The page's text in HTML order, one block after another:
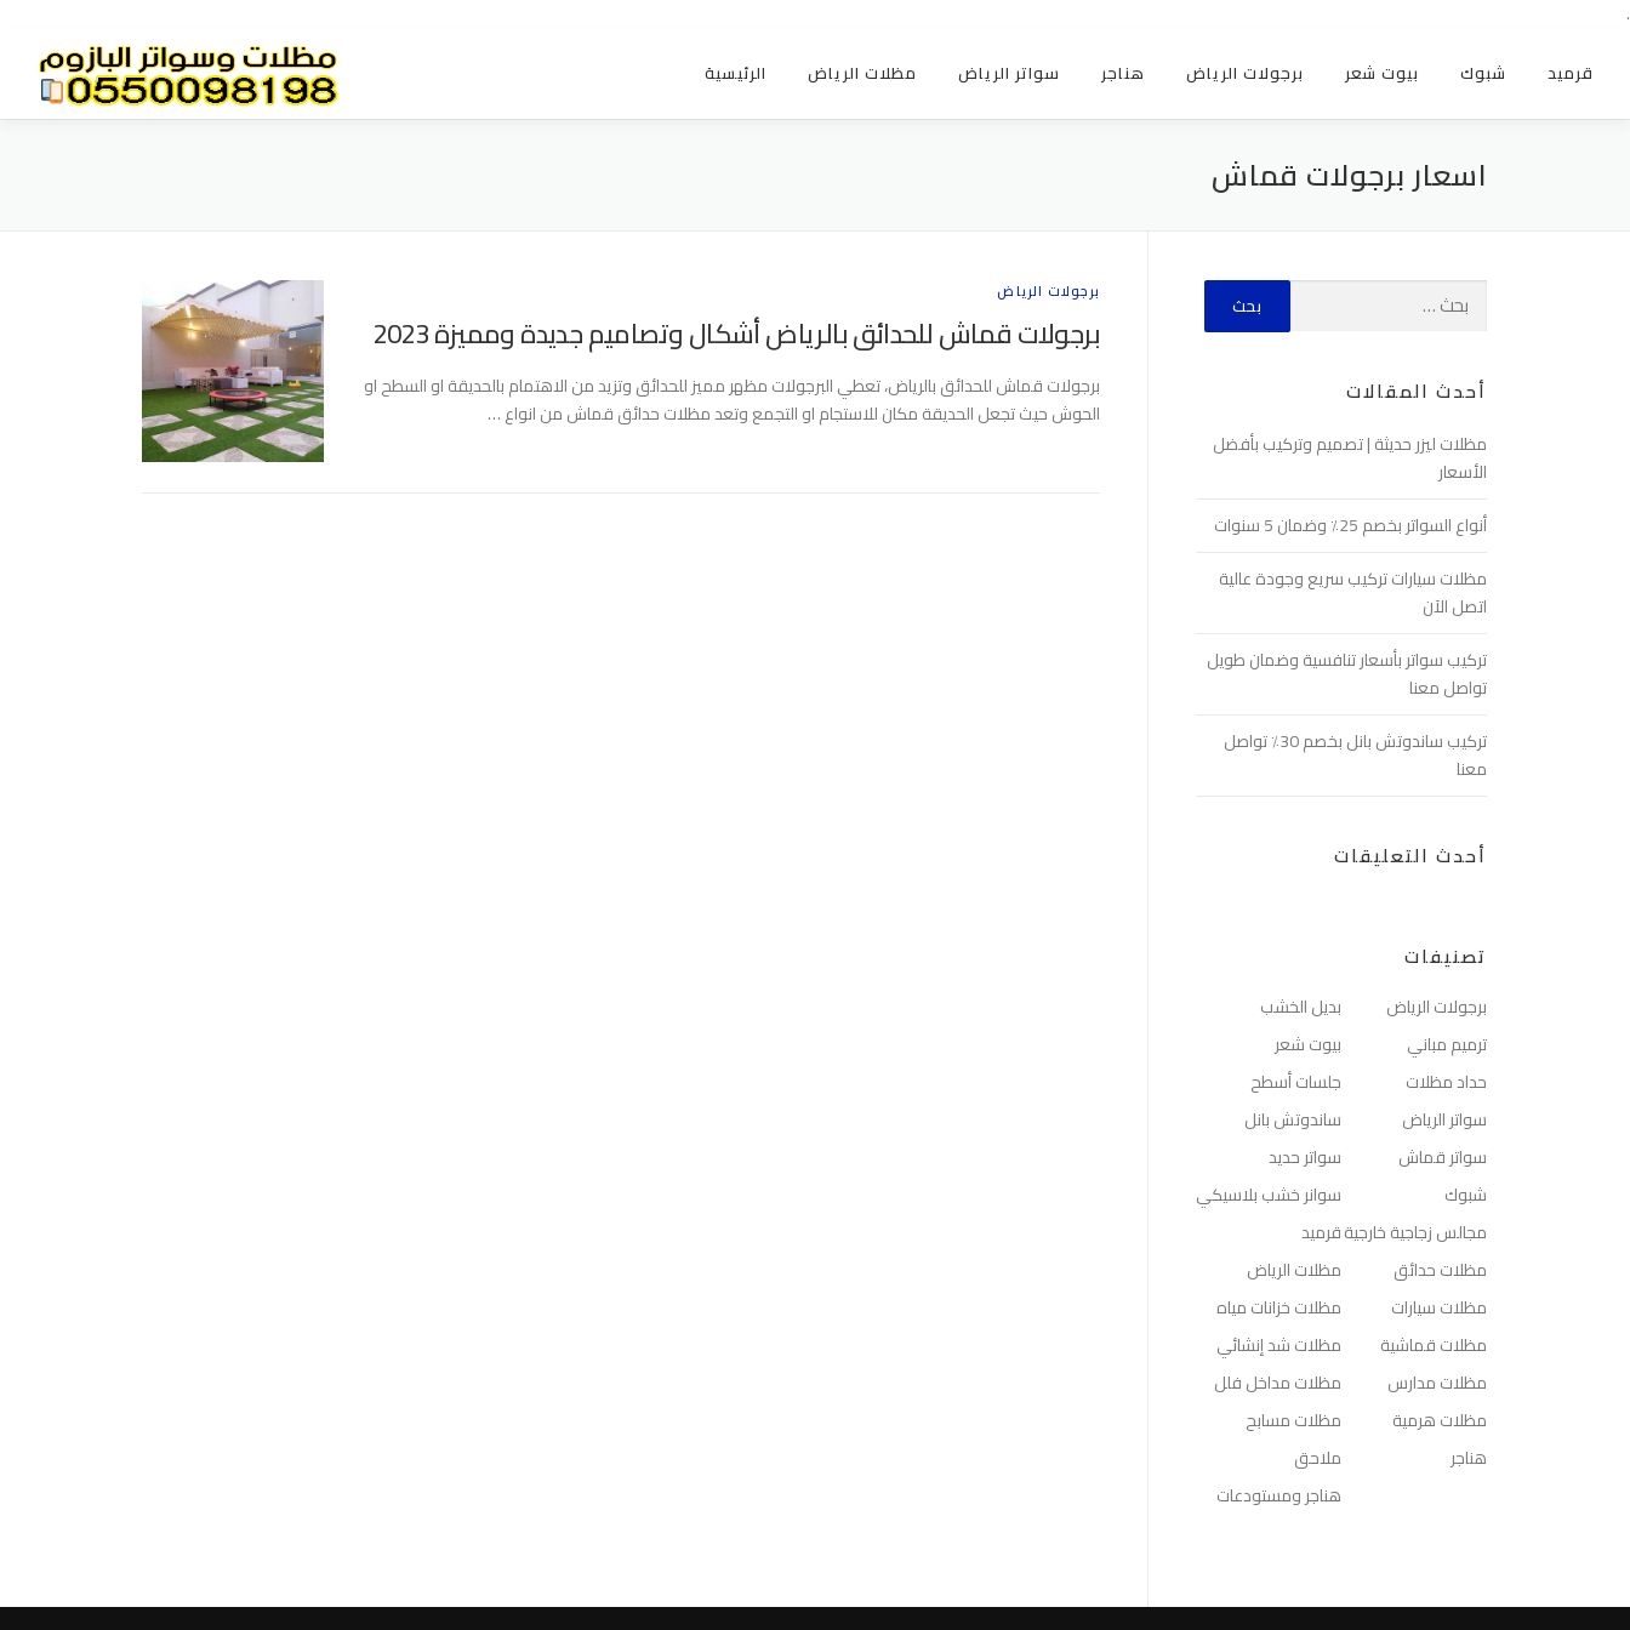
.
الرئيسية مظلات الرياض سواتر الرياض هناجر برجولات الرياض بيوت شعر شبوك قرميد
اسعار برجولات قماش
برجولات الرياض
برجولات قماش للحدائق بالرياض أشكال وتصاميم جديدة ومميزة 2023
برجولات قماش للحدائق بالرياض، تعطي البرجولات مظهر مميز للحدائق وتزيد من الاهتمام بالحديقة او السطح او
الحوش حيث تجعل الحديقة مكان للاستجام او التجمع وتعد مظلات حدائق قماش من انواع …
أحدث المقالات
مظلات ليزر حديثة | تصميم وتركيب بأفضل
الأسعار
أنواع السواتر بخصم 25٪ وضمان 5 سنوات
مظلات سيارات تركيب سريع وجودة عالية
اتصل الآن
تركيب سواتر بأسعار تنافسية وضمان طويل
تواصل معنا
تركيب ساندوتش بانل بخصم 30٪ تواصل
معنا
أحدث التعليقات
تصنيفات
بديل الخشب
برجولات الرياض
بيوت شعر
ترميم مباني
جلسات أسطح
حداد مظلات
ساندوتش بانل
سواتر الرياض
سواتر حديد
سواتر قماش
سوانر خشب بلاسيكي
شبوك
قرميدمجالس زجاجية خارجية
مظلات الرياض
مظلات حدائق
مظلات خزانات مياه
مظلات سيارات
مظلات شد إنشائي
مظلات قماشية
مظلات مداخل فلل
مظلات مدارس
مظلات مسابح
مظلات هرمية
ملاحق
هناجر
هناجر ومستودعات